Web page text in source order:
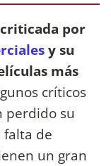
por
y su
más
críticos
perdido su
falta de
un gran